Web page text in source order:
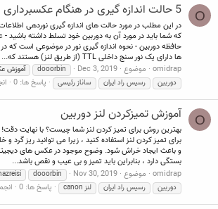
O 5 حالت اندازه گیری در هنگام عکسبرداری
در این مطلب در مورد حالت های اندازه گیری نوردهی
که شما باید در مورد آن به دوربین خود تسلط داشته باشید -
ها دارای یک نور سنج داخلی TTL (از طریق لنز) هستند که...
omidrap موضوع Dec 3, 2019
dooorbin آموزش
دوربین
رسیس راد ایران ساناز رئیسی پاسخ ها: 0
O آموزش تمیزکردن لنز دوربین
بهترین روش برای تمیز کردن لنز شما چیست؟ با نهایت دقت!
برای تمیز کردن لنز استفاده کنید ، زیرا می توانید ریز گرد و
و باعث ایجاد خراش شود. وضوح موجود در عکس های
بستگی دارد ، بنابراین باید تمیز و بی عیب و نقص باشد...
omidrap موضوع Nov 30, 2019
dooorbin
دوربین
رسیس راد ایران لنز canon پاسخ ها: 0